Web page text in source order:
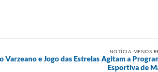
NOTÍCIA MENOS
Varzeano e Jogo das Estrelas Agitam a
Esportiva de